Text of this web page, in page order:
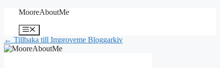
Hoppa
innehåll
MooreAboutMe
Meny
← Tillbaka till Improveme Bloggarkiv